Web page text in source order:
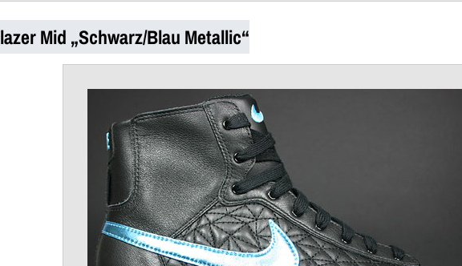
Mid „Schwarz/Blau Metallic“